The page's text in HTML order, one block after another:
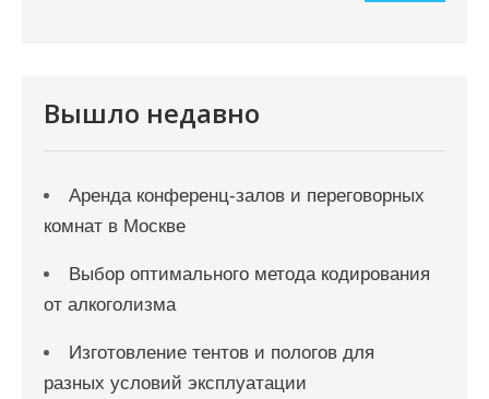
Вышло недавно
Аренда конференц-залов и переговорных
комнат в Москве
Выбор оптимального метода кодирования
от алкоголизма
Изготовление тентов и пологов для
разных условий эксплуатации